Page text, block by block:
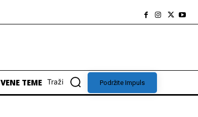
TEME Traži Podržite Impuls